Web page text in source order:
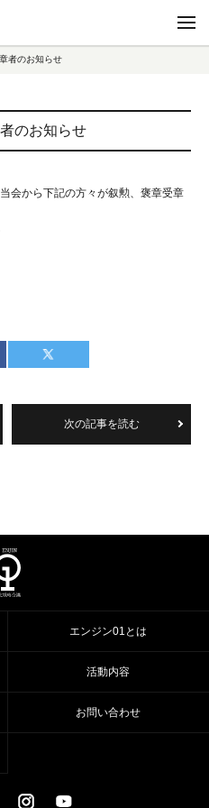
者のお知らせ
のお知らせ
会から下記の方々が叙勲、褒章受章
次の記事を読む
エンジン01とは
活動内容
お問い合わせ